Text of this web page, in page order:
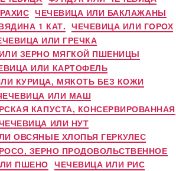
ЧЕЧЕВИЦА ИЛИ БАКЛАЖАНЫ
1 КАТ. ЧЕЧЕВИЦА ИЛИ ГОРОХ
ИЛИ ГРЕЧКА
ЗЕРНО МЯГКОЙ ПШЕНИЦЫ
ИЛИ КАРТОФЕЛЬ
КУРИЦА, МЯКОТЬ БЕЗ КОЖИ
ИЛИ МАШ
КАПУСТА, КОНСЕРВИРОВАННАЯ
ИЛИ НУТ
ОВСЯНЫЕ ХЛОПЬЯ ГЕРКУЛЕС
ЗЕРНО ПРОДОВОЛЬСТВЕННОЕ
ПШЕНО ЧЕЧЕВИЦА ИЛИ РИС